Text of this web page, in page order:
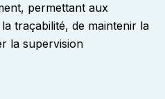
permettant aux
traçabilité, de maintenir la
la supervision